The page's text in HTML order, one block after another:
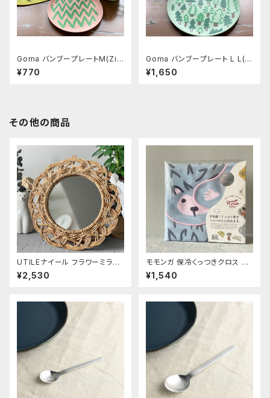
Goma バンブープレートM(Zig
zag)
¥770
Goma バンブープレート L L(F
orest)
¥1,650
その他の商品
UTILEナイール フラワーミラー
Sサイズ
¥2,530
モモンガ 保冷くっつきクロス ハ
リネズミ
¥1,540